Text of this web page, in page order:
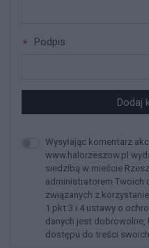
Podpis
Dodaj
Wysyłając komentarz
www.halorzeszow.pl
siedzibą w mieście
administratorem Twoich
związanych z
1 pkt 3 i 4 ustawy o
danych jest dobrowolne,
dostępu do treści